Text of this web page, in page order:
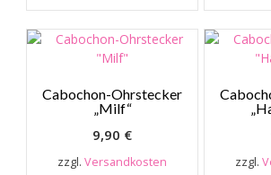
Cabochon-Ohrstecker
„Milf“
9,90 €
zzgl.Versandkosten zzgl.